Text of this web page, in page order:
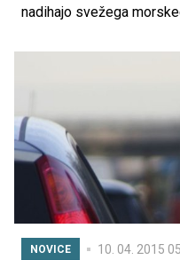
nadihajo svežega
kakšno znamenitost,
ki leži na zahodni obali
odpravili pozimi in ni nas
je prijetno razvajalo, zato
vam. In če vas hromi
otroka, si preberite
Holcman.
NOVICE 10. 04. 2015